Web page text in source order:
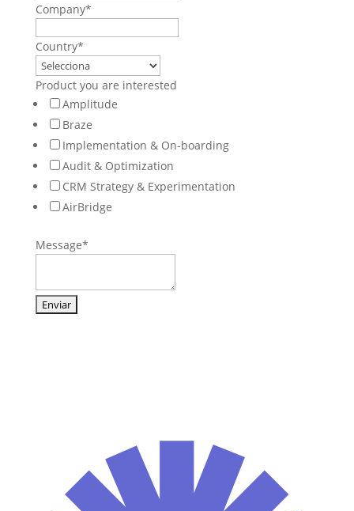
Company*
Country*
Product you are interested
Amplitude
Braze
Implementation & On-boarding
Audit & Optimization
CRM Strategy & Experimentation
AirBridge
Message*